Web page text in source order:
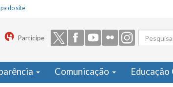
do site
de
Participe
Comunicação Educação